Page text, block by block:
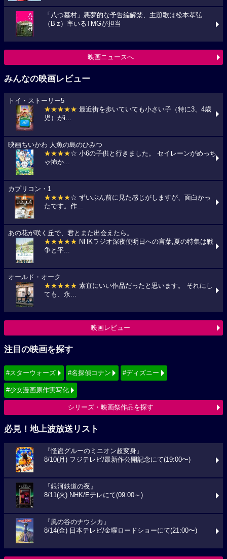
「八つ墓村」悪夢的な予告編解禁、主題歌は松本孝弘
（B’z）率いるTMGが担当
映画ニュースへ
みんなの映画レビュー
トイ・ストーリー5
★★★★★ 最近街を歩いていても小さい子（特に3、4歳
児）がi...
映画ちいかわ 人魚の島のひみつ
★★★★☆ 小6の子供と行きました。 セイレーンがめっち
ゃ怖か...
カプリコン・1
★★★★☆ ずいぶん前に見た感じがしますが、面白かっ
たです。作...
あの花が咲く丘で、君とまた出会えたら。
★★★★★ NHKラジオ深夜便明日への言葉,夏の特集は戦
争と平...
オールド・オーク
★★★★★ 素直にいい作品だったと思います。 それにし
ても、永...
映画レビュー
注目の映画を探す
#スターウォーズ #名探偵コナン #ディズニー
#少女漫画原作実写化
シリーズ・映画祭作品を探す
必見！地上波放送リスト
『怪盗グルーのミニオン超変身』
8/10(月) フジテレビ/最新作公開記念にて(19:00〜)
『銀河鉄道の夜』
8/11(火) NHK/Eテレにて(09:00～)
『風の谷のナウシカ』
8/14(金) 日本テレビ/金曜ロードショーにて(21:00〜)